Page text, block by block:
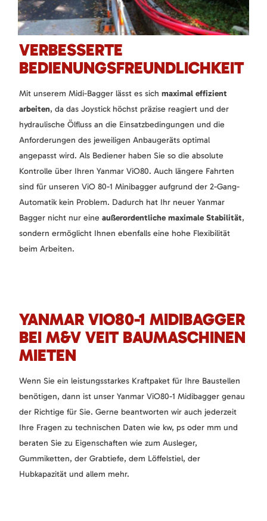
VERBESSERTE
BEDIENUNGSFREUNDLICHKEIT
Mit unserem Midi-Bagger lässt es sich maximal effizient
arbeiten, da das Joystick höchst präzise reagiert und der
hydraulische Ölfluss an die Einsatzbedingungen und die
Anforderungen des jeweiligen Anbaugeräts optimal
angepasst wird. Als Bediener haben Sie so die absolute
Kontrolle über Ihren Yanmar ViO80. Auch längere Fahrten
sind für unseren ViO 80-1 Minibagger aufgrund der 2-Gang-
Automatik kein Problem. Dadurch hat Ihr neuer Yanmar
Bagger nicht nur eine außerordentliche maximale Stabilität,
sondern ermöglicht Ihnen ebenfalls eine hohe Flexibilität
beim Arbeiten.
YANMAR VIO80-1 MIDIBAGGER
BEI M&V VEIT BAUMASCHINEN
MIETEN
Wenn Sie ein leistungsstarkes Kraftpaket für Ihre Baustellen
benötigen, dann ist unser Yanmar ViO80-1 Midibagger genau
der Richtige für Sie. Gerne beantworten wir auch jederzeit
Ihre Fragen zu technischen Daten wie kw, ps oder mm und
beraten Sie zu Eigenschaften wie zum Ausleger,
Gummiketten, der Grabtiefe, dem Löffelstiel, der
Hubkapazität und allem mehr.